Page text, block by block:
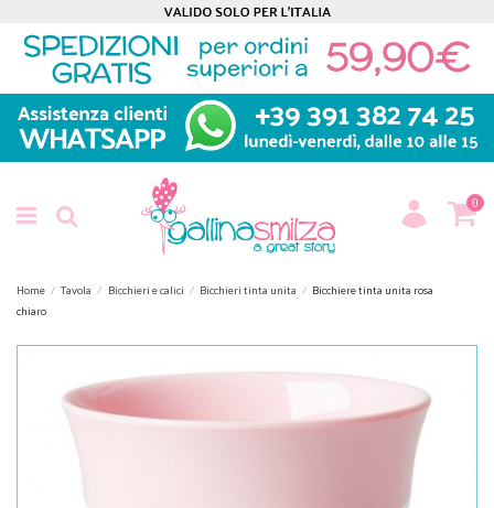
0
Home Tavola Bicchieri e calici Bicchieri tinta unita
Bicchiere tinta unita rosa
chiaro